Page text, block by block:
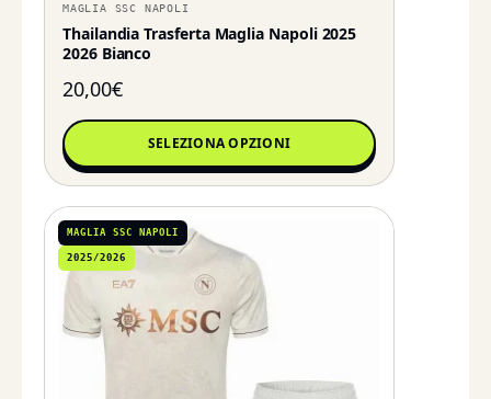
MAGLIA SSC NAPOLI
Thailandia Trasferta Maglia Napoli 2025
2026 Bianco
20,00€
SELEZIONA OPZIONI
MAGLIA SSC NAPOLI
2025/2026